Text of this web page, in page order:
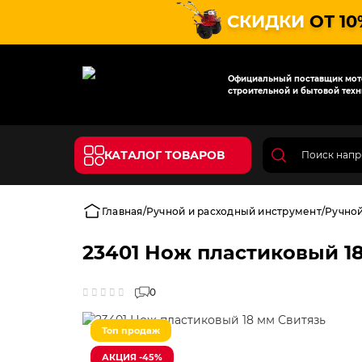
СКИДКИ ОТ
Официальный поставщик
строительной и бытовой
КАТАЛОГ ТОВАРОВ
Главная Ручной и расходный инструмент
23401 Нож пластиковый
0
Топ продаж
АКЦИЯ -45%